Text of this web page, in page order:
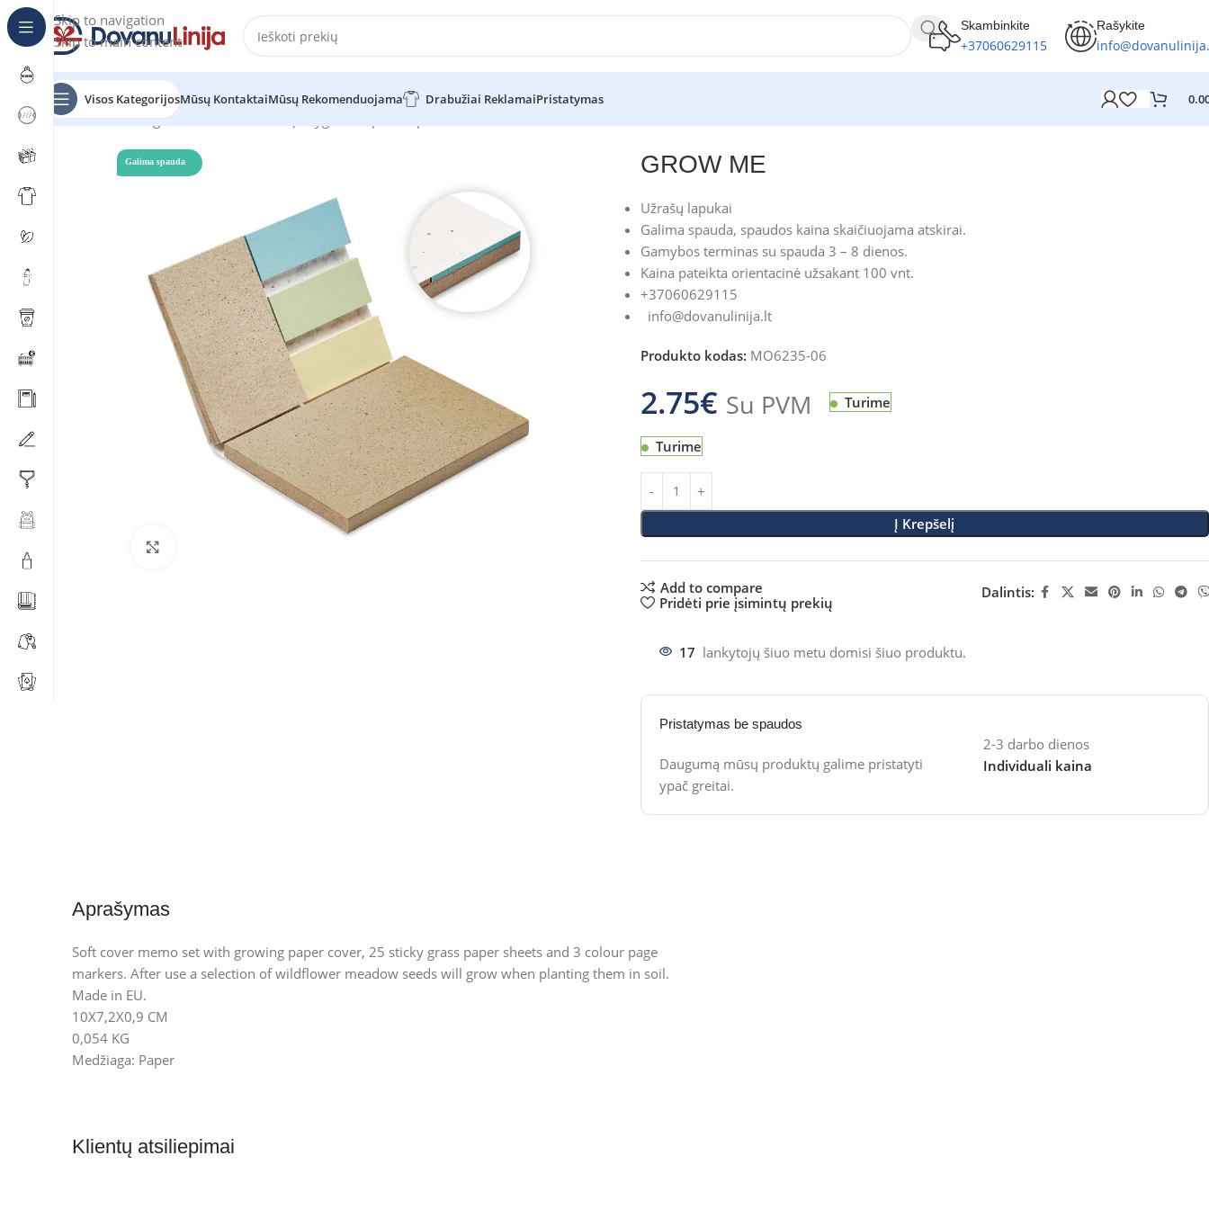
Skip to navigation
Skip to main content
Skambinkite
+37060629115
Rašykite
Visos KategorijosMūsų KontaktaiMūsų Rekomenduojama Drabužiai ReklamaiPristatymas
Pradžia Katalogas
Galima spauda GROW ME
Užrašų lapukai
Galima spauda, spaudos kaina skaičiuojama atskirai.
Gamybos terminas su spauda 3 – 8 dienos.
Kaina pateikta orientacinė užsakant 100 vnt.
+37060629115
info@dovanulinija.lt
Produkto kodas: MO6235-06
2.75€ Su PVM Turime
Turime
Į Krepšelį
Add to compare
Pridėti prie įsimintų prekių
Dalintis:
17 lankytojų šiuo metu domisi šiuo produktu.
Pristatymas be spaudos
Daugumą mūsų produktų galime pristatyti
ypač greitai.
2-3 darbo dienos
Individuali kaina
Aprašymas
Soft cover memo set with growing paper cover, 25 sticky grass paper sheets and 3 colour page
markers. After use a selection of wildflower meadow seeds will grow when planting them in soil.
Made in EU.
10X7,2X0,9 CM
0,054 KG
Medžiaga: Paper
Klientų atsiliepimai